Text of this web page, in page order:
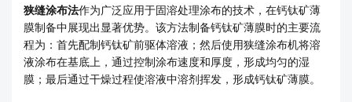
狭缝涂布法作为广泛应用于固溶处理涂布的技术，在钙钛矿薄
膜制备中展现出显著优势。该方法制备钙钛矿薄膜时的主要流
程为：首先配制钙钛矿前驱体溶液；然后使用狭缝涂布机将溶
液涂布在基底上，通过控制涂布速度和厚度，形成均匀的湿
膜；最后通过干燥过程使溶液中溶剂挥发，形成钙钛矿薄膜。